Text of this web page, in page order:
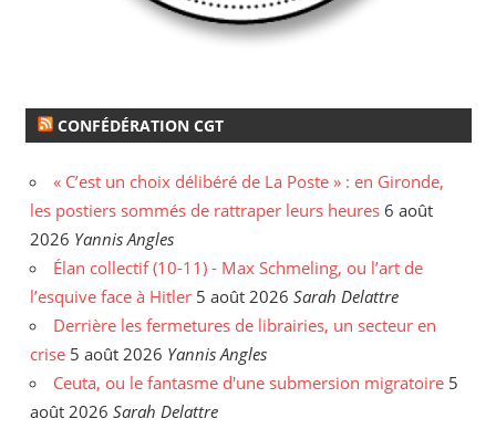
CONFÉDÉRATION CGT
« C’est un choix délibéré de La Poste » : en Gironde,
les postiers sommés de rattraper leurs heures 6 août
2026 Yannis Angles
Élan collectif (10-11) - Max Schmeling, ou l’art de
l’esquive face à Hitler 5 août 2026 Sarah Delattre
Derrière les fermetures de librairies, un secteur en
crise 5 août 2026 Yannis Angles
Ceuta, ou le fantasme d'une submersion migratoire 5
août 2026 Sarah Delattre